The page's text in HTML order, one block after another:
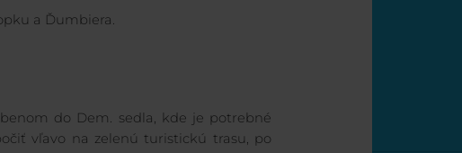
a Ďumbiera.
do Dem. sedla, kde je potrebné
vľavo na zelenú turistickú trasu, po